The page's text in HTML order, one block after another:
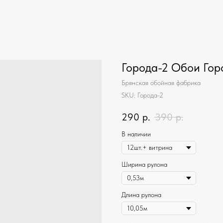
Города-2 Обои
Брянская обойная фабрика
SKU: Города-2
290 р. 390 р.
В наличии
Ширина рулона
Длина рулона